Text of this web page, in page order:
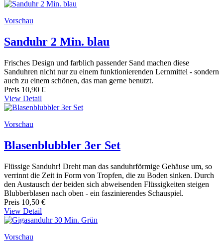
Vorschau
Sanduhr 2 Min. blau
Frisches Design und farblich passender Sand machen diese
Sanduhren nicht nur zu einem funktionierenden Lernmittel - sondern
auch zu einem schönen, das man gerne benutzt.
Preis 10,90 €
View Detail
Vorschau
Blasenblubbler 3er Set
Flüssige Sanduhr! Dreht man das sanduhrförmige Gehäuse um, so
verrinnt die Zeit in Form von Tropfen, die zu Boden sinken. Durch
den Austausch der beiden sich abweisenden Flüssigkeiten steigen
Blubberblasen nach oben - ein faszinierendes Schauspiel.
Preis 10,50 €
View Detail
Vorschau